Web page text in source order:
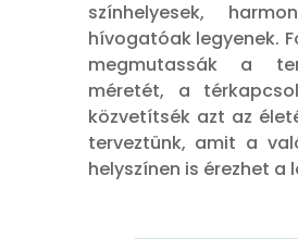
színhelyesek,
hívogatóak legyenek.
megmutassák a
méretét, a
közvetítsék azt az
terveztünk, amit a
helyszínen is érezhet a